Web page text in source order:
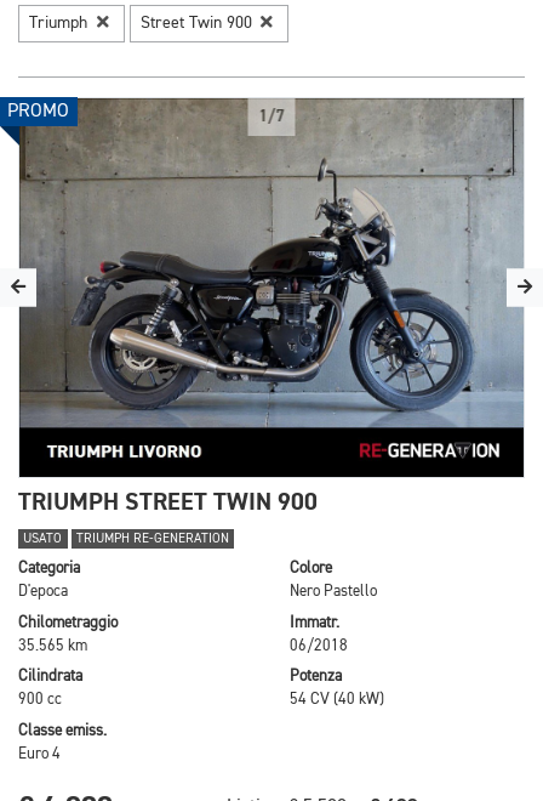
Triumph Street Twin 900
PROMO 1/7
TRIUMPH STREET TWIN 900
USATO TRIUMPH RE-GENERATION
Categoria
D'epoca
Colore
Nero Pastello
Chilometraggio
35.565 km
Immatr.
06/2018
Cilindrata
900 cc
Potenza
54 CV (40 kW)
Classe emiss.
Euro 4